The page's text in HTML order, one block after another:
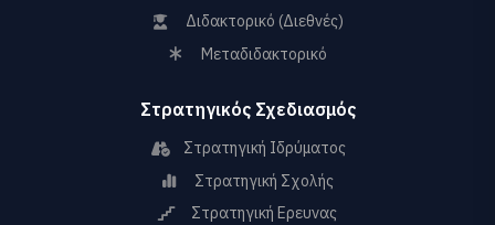
Διδακτορικό (Διεθνές)
Μεταδιδακτορικό
Στρατηγικός Σχεδιασμός
Στρατηγική Ιδρύματος
Στρατηγική Σχολής
Στρατηγική Ερευνας